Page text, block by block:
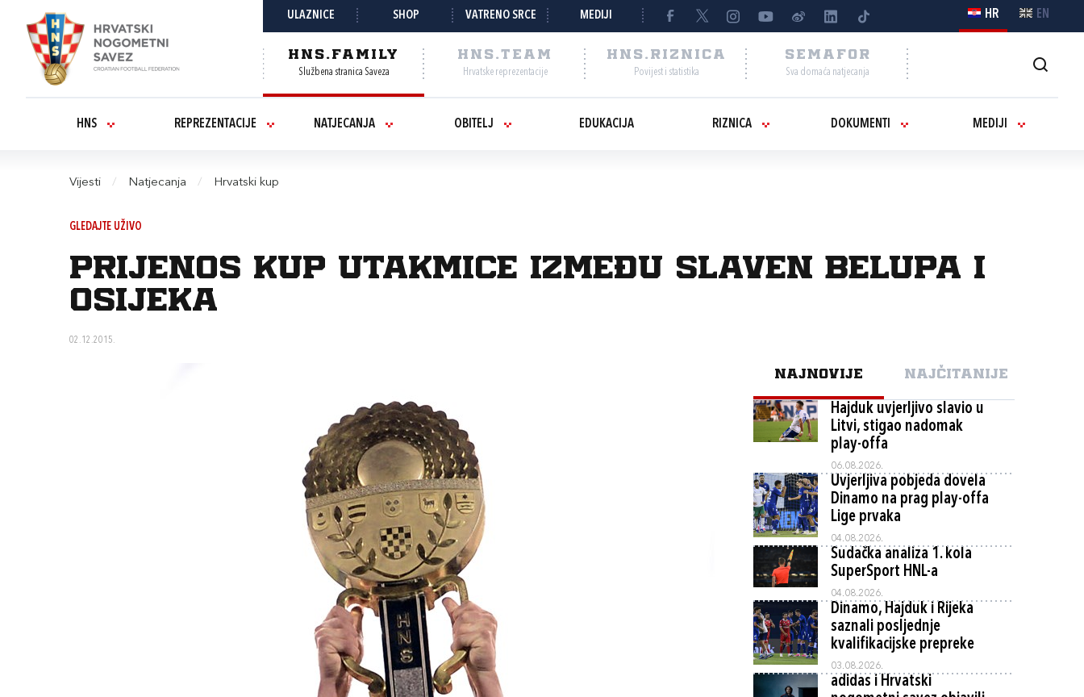
ULAZNICE SHOP VATRENO SRCE MEDIJI HR EN
HNS.FAMILY
Službena stranica Saveza
HNS.TEAM
Hrvatske reprezentacije
HNS.RIZNICA
Povijest i statistika
SEMAFOR
Sva domaća natjecanja
HNS REPREZENTACIJE NATJECANJA OBITELJ EDUKACIJA RIZNICA DOKUMENTI MEDIJI
Vijesti / Natjecanja / Hrvatski kup
GLEDAJTE UŽIVO
Prijenos Kup utakmice između Slaven Belupa i
Osijeka
02.12.2015.
NAJNOVIJE NAJČITANIJE
Hajduk uvjerljivo slavio u
Litvi, stigao nadomak
play-offa
06.08.2026.
Uvjerljiva pobjeda dovela
Dinamo na prag play-offa
Lige prvaka
04.08.2026.
Sudačka analiza 1. kola
SuperSport HNL-a
04.08.2026.
Dinamo, Hajduk i Rijeka
saznali posljednje
kvalifikacijske prepreke
03.08.2026.
adidas i Hrvatski